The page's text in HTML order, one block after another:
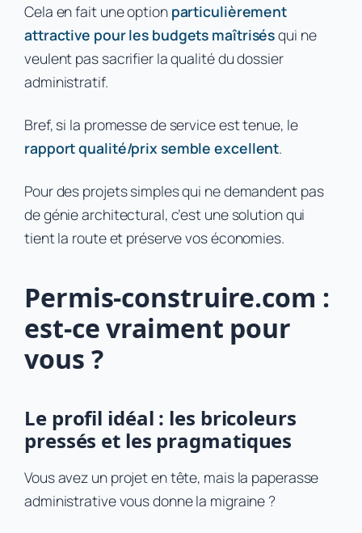
Cela en fait une option particulièrement
attractive pour les budgets maîtrisésqui ne
veulent pas sacrifier la qualité du dossier
administratif.
Bref, si la promesse de service est tenue, le
rapport qualité/prix semble excellent.
Pour des projets simples qui ne demandent pas
de génie architectural, c’est une solution qui
tient la route et préserve vos économies.
Permis-construire.com :
est-ce vraiment pour
vous ?
Le profil idéal : les bricoleurs
pressés et les pragmatiques
Vous avez un projet en tête, mais la paperasse
administrative vous donne la migraine ?